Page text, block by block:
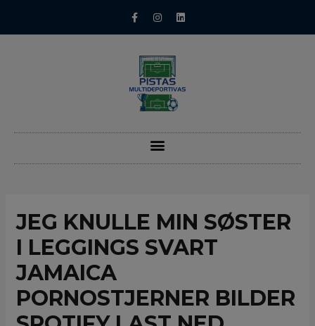
JEG KNULLE MIN SØSTER
I LEGGINGS SVART
JAMAICA
PORNOSTJERNER BILDER